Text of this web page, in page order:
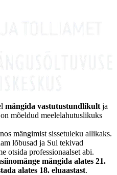
mängida vastutustundlikult ja
mõeldud meelelahutuslikuks
mängimist sissetuleku allikaks.
lõbusad ja Sul tekivad
otsida professionaalset abi.
mängida alates 21.
alates 18. eluaastast.